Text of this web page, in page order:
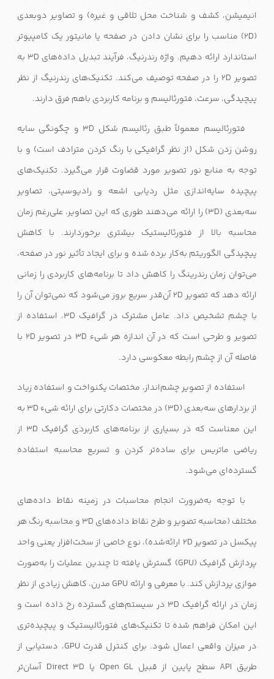
انیمیشن، کشف و شناخت محل تلاقی و غیره) و تصاویر دوبعدی
(
2D) مناسب را برای نشان دادن در صفحه یا مانیتور یک کامپیوتر
استاندارد ارائه دهیم. واژه رندرنیگ، فرآیند تبدیل داده‌های 3D به
تصویر 2D را در صفحه توصیف می‌کند. تکنیک‌های رندرنیگ از نظر
پیچیدگی، سرعت، فتورئالیسم و برنامه کاربردی باهم فرق دارند.
فتورئالیسم معمولاً طبق رئالیسم شکل 3D و چگونگی سایه
روشن زدن شکل (از نظر گرافیکی با رنگ کردن مترادف است) و با
توجه به منابع نور تصویر مورد قضاوت قرار می‌گیرد. تکنیک‌های
پیچیده سایه‌اندازی مثل ردیابی اشعه و رادیوسیتی، تصاویر
سه‌بعدی (3D) را ارائه می‌دهند طوری که این تصاویر، علی‌رغم زمان
محاسبه بالا از فتورئالیستیک بیشتری برخوردارند. با کاهش
پیچیدگی الگوریتم به‌کار برده شده و برای ایجاد تأثیر نور در صفحه،
می‌توان زمان رندرینگ را کاهش داد تا برنامه‌های کاربردی را زمانی
ارائه دهد که تصویر 2Dآن‌قدر سریع بروز می‌شود که نمی‌توان آن را
با چشم تشخیص داد. عامل مشترک در گرافیک 3D، استفاده از
تصویر و طرحی است که در آن اندازه هر شیء 3D در تصویر 2D با
فاصله آن از چشم رابطه معکوسی دارد.
استفاده از تصویر چشم‌انداز، مختصات یکنواخت و استفاده زیاد
از بردارهای سه‌بعدی (3D) در مختصات دکارتی برای ارائه شیء 3D به
این معناست که در بسیاری از برنامه‌های کاربردی گرافیک 3D از
ریاضی ماتریس برای ساده‌تر کردن و تسریع محاسبه استفاده
گسترده‌ای می‌شود.
با توجه به‌ضرورت انجام محاسبات در زمینه نقاط داده‌های
مختلف (محاسبه تصویر و طرح نقاط داده‌های 3D و محاسبه رنگ هر
پیکسل در تصویر 2D ارائه‌شده)، نوع خاصی از سخت‌افزار یعنی واحد
پردازش گرافیک (GPU) گسترش یافته تا چندین عملیات را به‌صورت
موازی پردازش کند. با معرفی و ارائه GPU مدرن، کاهش زیادی از نظر
زمان در ارائه گرافیک 3D در سیستم‌های گسترده رخ داده است و
این امکان فراهم شده تا تکنیک‌های فتورئالیستیک و پیچیده‌تری
در میزان واقعی اعمال شود. برای کنترل قدرت GPU، دستیابی از
طریق API سطح پایین از قبیل Open GL یا Direct 3D آسان‌تر